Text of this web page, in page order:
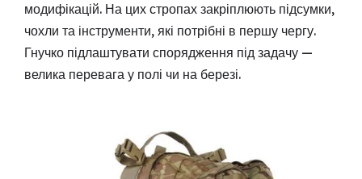
модифікацій. На цих стропах закріплюють підсумки,
чохли та інструменти, які потрібні в першу чергу.
Гнучко підлаштувати спорядження під задачу —
велика перевага у полі чи на березі.